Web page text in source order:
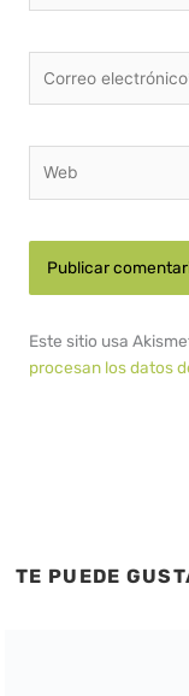
electrónico*
Este sitio usa
procesan los datos
TE PUEDE